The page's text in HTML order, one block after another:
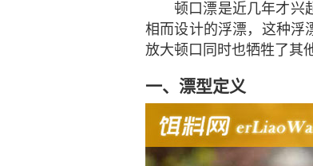
顿口漂是近几年才兴
相而设计的浮漂，这种浮
放大顿口同时也牺牲了其
一、漂型定义